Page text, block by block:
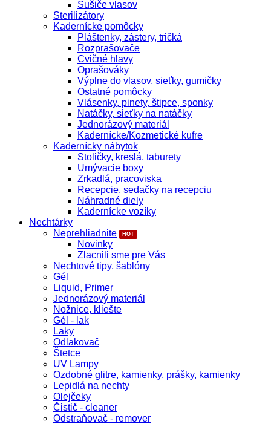
Sušiče vlasov
Sterilizátory
Kadernícke pomôcky
Pláštenky, zástery, tričká
Rozprašovače
Cvičné hlavy
Oprašováky
Výplne do vlasov, sieťky, gumičky
Ostatné pomôcky
Vlásenky, pinety, štipce, sponky
Natáčky, sieťky na natáčky
Jednorázový materiál
Kadernícke/Kozmetické kufre
Kadernícky nábytok
Stoličky, kreslá, taburety
Umývacie boxy
Zrkadlá, pracoviska
Recepcie, sedačky na recepciu
Náhradné diely
Kadernícke vozíky
Nechtárky
Neprehliadnite
Novinky
Zlacnili sme pre Vás
Nechtové tipy, šablóny
Gél
Liquid, Primer
Jednorázový materiál
Nožnice, kliešte
Gél - lak
Laky
Odlakovač
Štetce
UV Lampy
Ozdobné glitre, kamienky, prášky, kamienky
Lepidlá na nechty
Olejčeky
Čistič - cleaner
Odstraňovač - remover